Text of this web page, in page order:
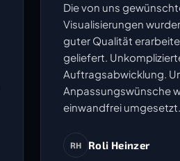
Die von uns
Visualisierungen
guter Qualität
geliefert.
Auftragsabwicklung.
Anpassungswünsche
einwandfrei umgesetzt.
RH Roli Heinzer